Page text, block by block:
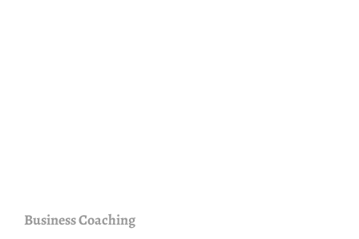
Business Coaching